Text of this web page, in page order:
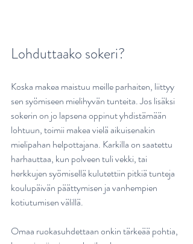
Lohduttaako sokeri?
Koska makea maistuu meille parhaiten, liittyy
sen syömiseen mielihyvän tunteita. Jos lisäksi
sokerin on jo lapsena oppinut yhdistämään
lohtuun, toimii makea vielä aikuisenakin
mielipahan helpottajana. Karkilla on saatettu
harhauttaa, kun polveen tuli vekki, tai
herkkujen syömisellä kulutettiin pitkiä tunteja
koulupäivän päättymisen ja vanhempien
kotiutumisen välillä.
Omaa ruokasuhdettaan onkin tärkeää pohtia,